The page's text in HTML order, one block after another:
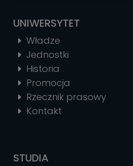
UNIWERSYTET
Władze
Jednostki
Historia
Promocja
Rzecznik prasowy
Kontakt
STUDIA